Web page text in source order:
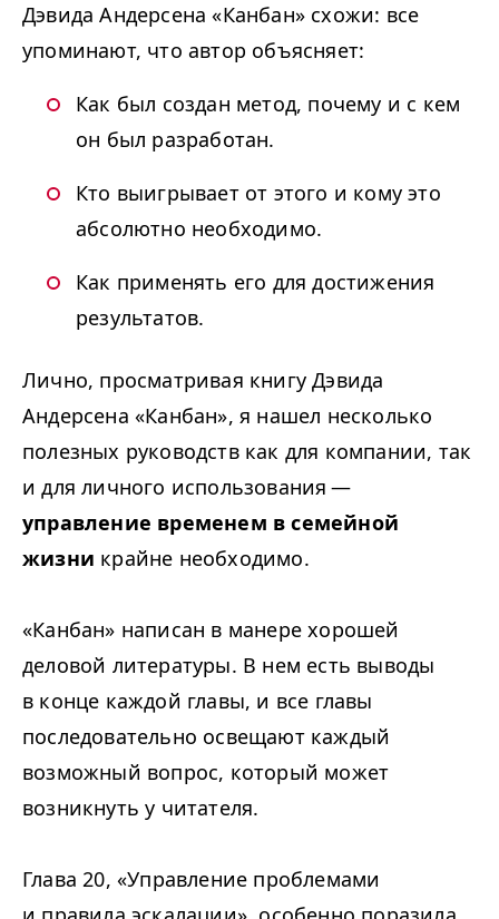
Дэвида Андерсена «Канбан» схожи: все
упоминают, что автор объясняет:
Как был создан метод, почему и с кем
он был разработан.
Кто выигрывает от этого и кому это
абсолютно необходимо.
Как применять его для достижения
результатов.
Лично, просматривая книгу Дэвида
Андерсена «Канбан», я нашел несколько
полезных руководств как для компании, так
и для личного использования —
управление временем в семейной
жизни крайне необходимо.
«Канбан» написан в манере хорошей
деловой литературы. В нем есть выводы
в конце каждой главы, и все главы
последовательно освещают каждый
возможный вопрос, который может
возникнуть у читателя.
Глава 20, «Управление проблемами